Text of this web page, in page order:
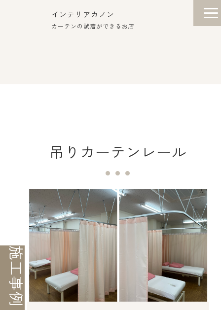
インテリアカノン
カーテンの試着ができるお店
施工事例
吊りカーテンレール